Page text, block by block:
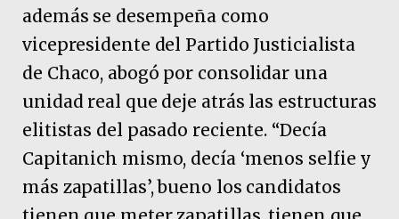
además se desempeña como
vicepresidente del Partido Justicialista
de Chaco, abogó por consolidar una
unidad real que deje atrás las estructuras
elitistas del pasado reciente. “Decía
Capitanich mismo, decía ‘menos selfie y
más zapatillas’, bueno los candidatos